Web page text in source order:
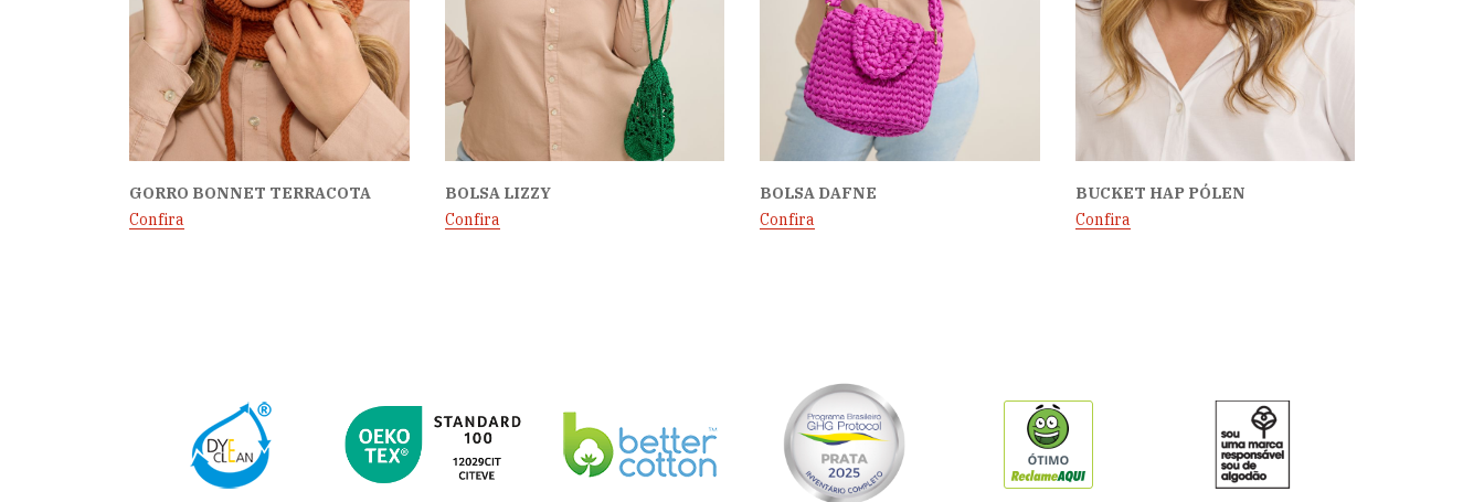
GORRO BONNET TERRACOTA
Confira
BOLSA LIZZY
Confira
BOLSA DAFNE
Confira
BUCKET HAP PÓLEN
Confira